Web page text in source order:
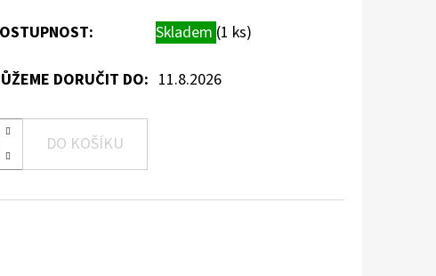
Skladem (1 ks)
DORUČIT DO: 11.8.2026
DO KOŠÍKU